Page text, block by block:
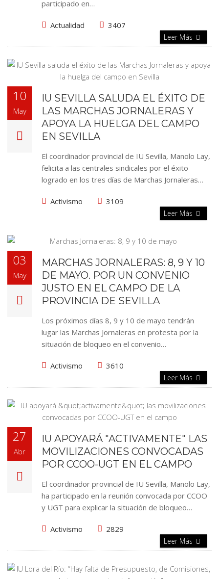
participado en…
Actualidad 3407
Leer Más
10
May
IU SEVILLA SALUDA EL ÉXITO DE
LAS MARCHAS JORNALERAS Y
APOYA LA HUELGA DEL CAMPO
EN SEVILLA
El coordinador provincial de IU Sevilla, Manolo Lay,
felicita a las centrales sindicales por el éxito
logrado en los tres días de Marchas Jornaleras…
Activismo 3109
Leer Más
03
May
MARCHAS JORNALERAS: 8, 9 Y 10
DE MAYO. POR UN CONVENIO
JUSTO EN EL CAMPO DE LA
PROVINCIA DE SEVILLA
Los próximos días 8, 9 y 10 de mayo tendrán
lugar las Marchas Jornaleras en protesta por la
situación de bloqueo en el convenio…
Activismo 3610
Leer Más
27
Abr
IU APOYARÁ "ACTIVAMENTE" LAS
MOVILIZACIONES CONVOCADAS
POR CCOO-UGT EN EL CAMPO
El coordinador provincial de IU Sevilla, Manolo Lay,
ha participado en la reunión convocada por CCOO
y UGT para explicar la situación de bloqueo…
Activismo 2829
Leer Más